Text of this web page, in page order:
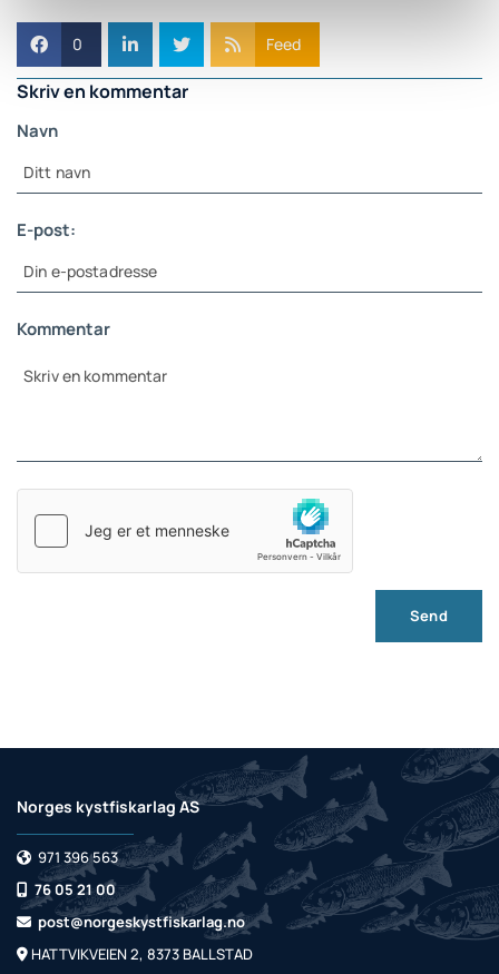
0 Feed
Skriv en kommentar
Navn
E-post:
Kommentar
Norges kystfiskarlag AS
 971 396 563
 76 05 21 00
 post@norgeskystfiskarlag.no
 HATTVIKVEIEN 2, 8373 BALLSTAD